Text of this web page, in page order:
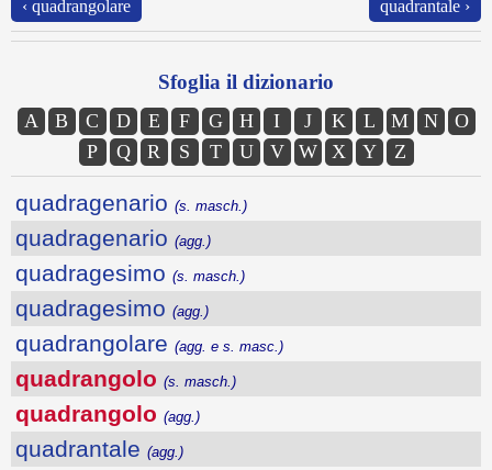
‹ quadrangolare quadrantale ›
Sfoglia il dizionario
A B C D E F G H I J K L M N
O
P
Q R S T U V W X Y Z
quadragenario (s. masch.)
quadragenario (agg.)
quadragesimo (s. masch.)
quadragesimo (agg.)
quadrangolare (agg. e s. masc.)
quadrangolo (s. masch.)
quadrangolo (agg.)
quadrantale (agg.)